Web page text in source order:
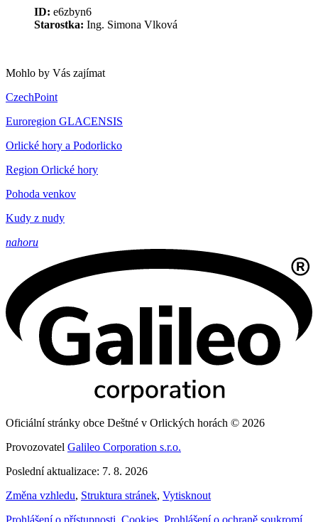
ID: e6zbyn6
Starostka: Ing. Simona Vlková
Mohlo by Vás zajímat
CzechPoint
Euroregion GLACENSIS
Orlické hory a Podorlicko
Region Orlické hory
Pohoda venkov
Kudy z nudy
nahoru
Oficiální stránky obce Deštné v Orlických horách © 2026
Provozovatel Galileo Corporation s.r.o.
Poslední aktualizace: 7. 8. 2026
Změna vzhledu, Struktura stránek, Vytisknout
Prohlášení o přístupnosti Cookies Prohlášení o ochraně soukromí